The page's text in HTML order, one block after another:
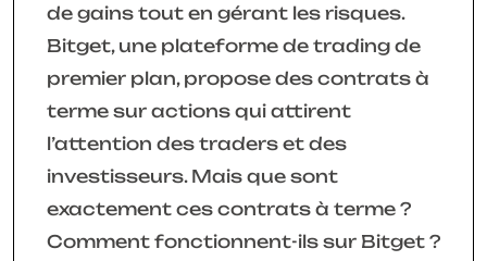
de gains tout en gérant les risques.
Bitget, une plateforme de trading de
premier plan, propose des contrats à
terme sur actions qui attirent
l’attention des traders et des
investisseurs. Mais que sont
exactement ces contrats à terme ?
Comment fonctionnent-ils sur Bitget ?